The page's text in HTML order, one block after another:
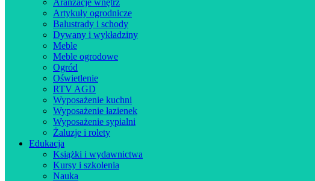
Artykuły ogrodnicze
Balustrady i schody
Dywany i wykładziny
Meble
Meble ogrodowe
Ogród
Oświetlenie
RTV AGD
Wyposażenie kuchni
Wyposażenie łazienek
Wyposażenie sypialni
Żaluzje i rolety
Edukacja
Książki i wydawnictwa
Kursy i szkolenia
Nauka